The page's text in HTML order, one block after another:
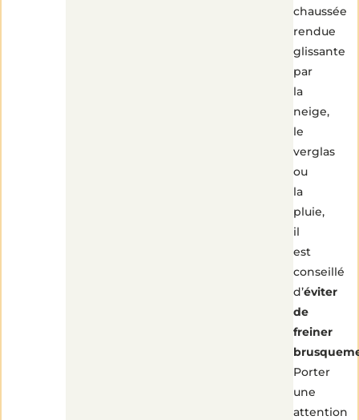
chaussée
rendue
glissante
par
la
neige,
le
verglas
ou
la
pluie,
il
est
conseillé
d’éviter
de
freiner
Porter
une
attention